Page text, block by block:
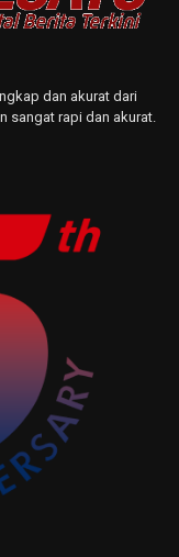
dan akurat dari
sangat rapi dan akurat.